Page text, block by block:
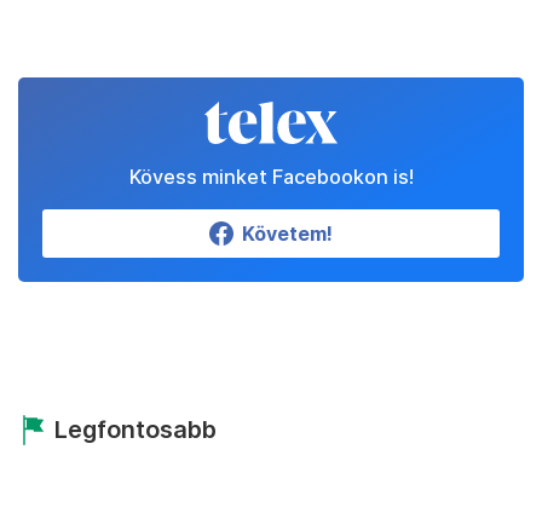
Kövess minket Facebookon is!
Követem!
Legfontosabb